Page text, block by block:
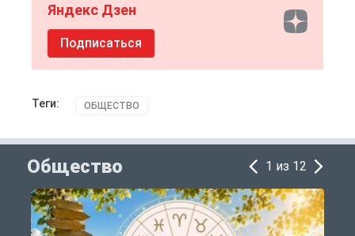
Яндекс Дзен
Подписаться
Теги: ОБЩЕСТВО
Общество 1 из 12